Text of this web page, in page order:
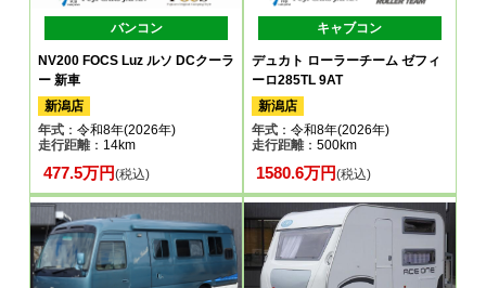
バンコン
NV200 FOCS Luz ルソ DCクーラ
ー 新車
新潟店
年式 ：令和8年(2026年)
走行距離：14km
477.5万円(税込)
キャブコン
デュカト ローラーチーム ゼフィ
ーロ285TL 9AT
新潟店
年式：令和8年(2026年)
走行距離：500km
1580.6万円(税込)